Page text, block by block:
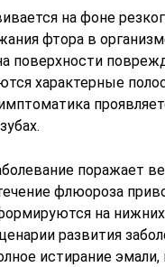
на фоне
фтора в
поверхности
характерные
поражает
флюороза
на
развития
истирание эмали,